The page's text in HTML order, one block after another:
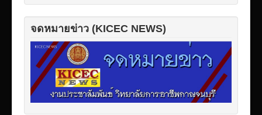
จดหมายข่าว (KICEC NEWS)